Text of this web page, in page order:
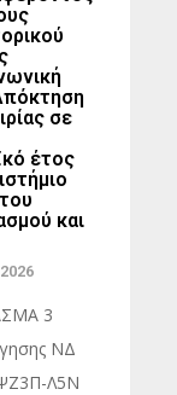
σε
έτος
και
3
ΝΔ
Λ5Ν